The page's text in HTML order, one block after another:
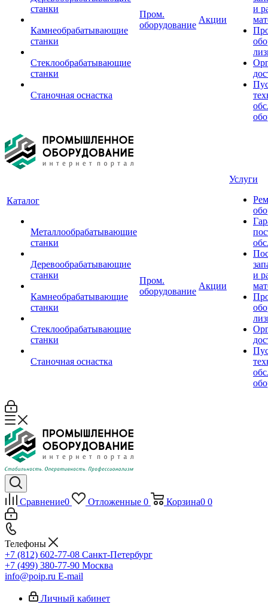
станки
Камнеобрабатывающие
станки
Стеклообрабатывающие
станки
Станочная оснастка
Пром.
оборудование
Акции
и
Каталог
Металлообрабатывающие
станки
Деревообрабатывающие
станки
Камнеобрабатывающие
станки
Стеклообрабатывающие
станки
Станочная оснастка
Пром.
оборудование
Акции
Услуги
и
Сравнение0 Отложенные 0 Корзина0 0
Телефоны
+7 (812) 602-77-08 Санкт-Петербург
+7 (499) 380-77-90 Москва
info@poip.ru E-mail
Личный кабинет